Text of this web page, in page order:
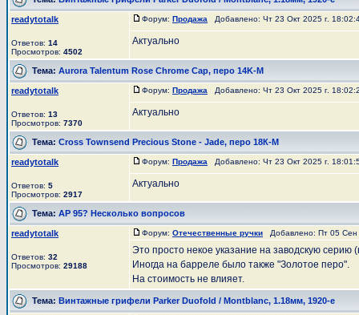
readytotalk
Ответов: 14
Просмотров: 4502
Форум: Продажа Добавлено: Чт 23 Окт 2025 г.
Актуально
Тема: Aurora Talentum Rose Chrome Cap, перо 14K-M
readytotalk
Ответов: 13
Просмотров: 7370
Форум: Продажа Добавлено: Чт 23 Окт 2025 г.
Актуально
Тема: Cross Townsend Precious Stone - Jade, перо 18К-М
readytotalk
Ответов: 5
Просмотров: 2917
Форум: Продажа Добавлено: Чт 23 Окт 2025 г.
Актуально
Тема: АР 95? Несколько вопросов
readytotalk
Ответов: 32
Просмотров: 29188
Форум: Отечественные ручки Добавлено: Пт 05
Это просто некое указание на заводскую серию
Иногда на барреле было также "Золотое перо".
На стоимость не влияет.
Тема: Винтажные грифели Parker Duofold / Montblanc, 1.18мм, 1920-е